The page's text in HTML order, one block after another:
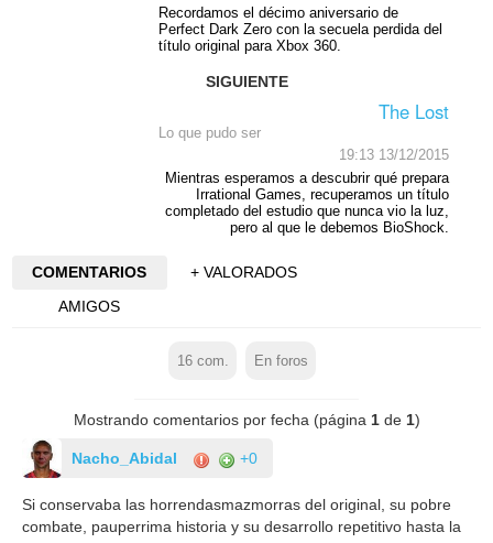
Recordamos el décimo aniversario de
Perfect Dark Zero con la secuela perdida del
título original para Xbox 360.
SIGUIENTE
The Lost
Lo que pudo ser
19:13 13/12/2015
Mientras esperamos a descubrir qué prepara
Irrational Games, recuperamos un título
completado del estudio que nunca vio la luz,
pero al que le debemos BioShock.
COMENTARIOS
+ VALORADOS
AMIGOS
16com. En foros
Mostrando comentarios por fecha (página 1de 1)
Nacho_Abidal +0
Si conservaba las horrendasmazmorras del original, su pobre
combate, pauperrima historia y su desarrollo repetitivo hasta la